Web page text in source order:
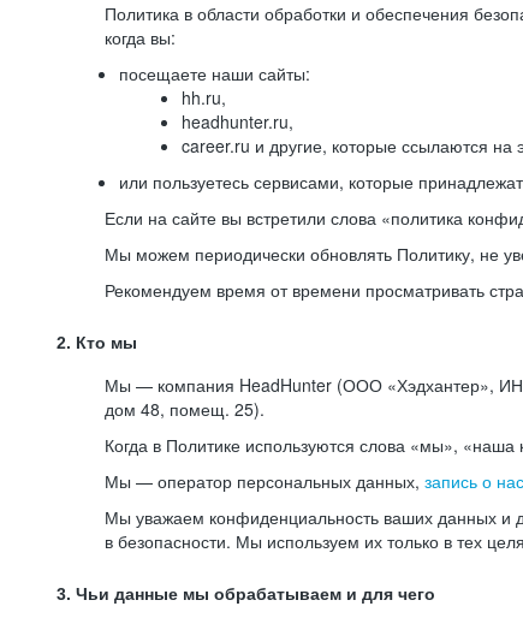
Политика в области обработки и обеспечения
когда вы:
посещаете наши сайты:
hh.ru,
headhunter.ru,
career.ru и другие, которые ссылаются на
или пользуетесь сервисами, которые
Если на сайте вы встретили слова «политика
Мы можем периодически обновлять Политику, не
Рекомендуем время от времени просматривать
2. Кто мы
Мы — компания HeadHunter (ООО «Хэдхантер», ИНН
дом 48, помещ. 25).
Когда в Политике используются слова «мы»,
Мы — оператор персональных данных, запись о
Мы уважаем конфиденциальность ваших данных и
в безопасности. Мы используем их только в тех
3. Чьи данные мы обрабатываем и для чего